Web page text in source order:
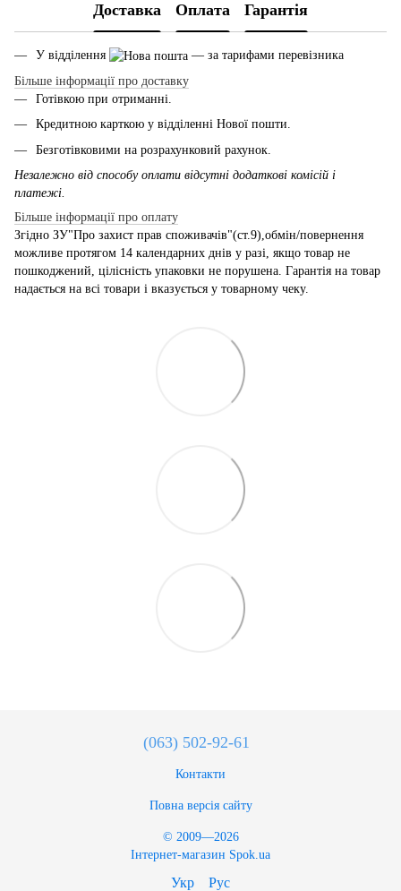
Доставка Оплата Гарантія
У відділення
— за тарифами перевізника
Більше інформації про доставку
Готівкою при отриманні.
Кредитною карткою у відділенні Нової пошти.
Безготівковими на розрахунковий рахунок.
Незалежно від способу оплати відсутні додаткові комісій і
платежі.
Більше інформації про оплату
Згідно ЗУ"Про захист прав споживачів"(ст.9),обмін/повернення
можливе протягом 14 календарних днів у разі, якщо товар не
пошкоджений, цілісність упаковки не порушена. Гарантія на товар
надається на всі товари і вказується у товарному чеку.
(063) 502-92-61
Контакти
Повна версія сайту
© 2009—2026
Інтернет-магазин Spok.ua
Укр Рус